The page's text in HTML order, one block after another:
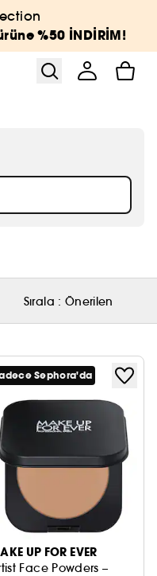
%50 İNDİRİM!
Sırala : Önerilen
Sephora'da
UP FOR EVER
Face Powders –